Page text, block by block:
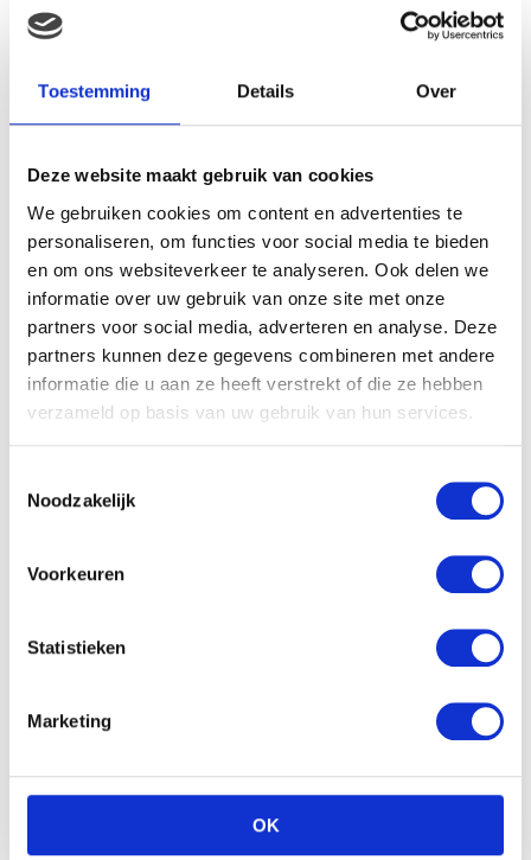
Toestemming Details Over
Deze website maakt gebruik van cookies
We gebruiken cookies om content en advertenties te
personaliseren, om functies voor social media te bieden
en om ons websiteverkeer te analyseren. Ook delen we
informatie over uw gebruik van onze site met onze
partners voor social media, adverteren en analyse. Deze
partners kunnen deze gegevens combineren met andere
informatie die u aan ze heeft verstrekt of die ze hebben
verzameld op basis van uw gebruik van hun services.
Noodzakelijk
Voorkeuren
Statistieken
Marketing
OK